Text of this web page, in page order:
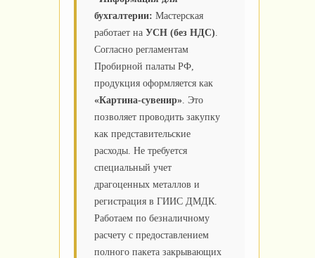
бухгалтерии: Мастерская
работает на УСН (без НДС)
Согласно регламентам
Пробирной палаты РФ,
продукция оформляется как
«Картина-сувенир» . Это
позволяет проводить закупку
как представительские
расходы. Не требуется
специальный учет
драгоценных металлов и
регистрация в ГИИС ДМДК.
Работаем по безналичному
расчету с предоставлением
полного пакета закрывающих